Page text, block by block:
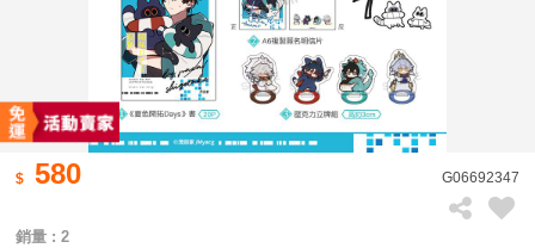
580 G06692347
銷量 : 2